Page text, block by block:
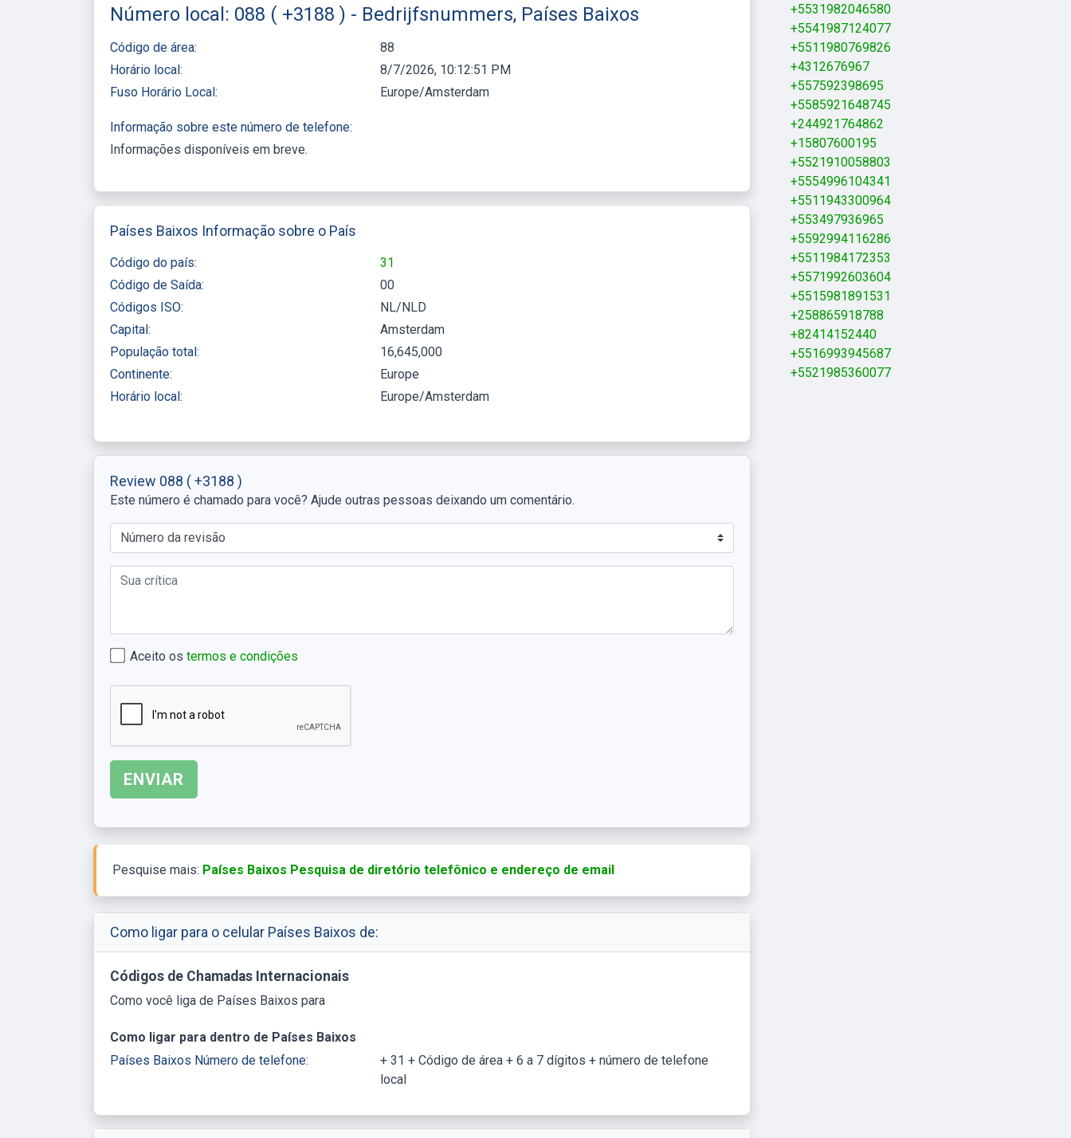
Número local: 088 ( +3188 ) - Bedrijfsnummers, Países Baixos
Código de área:
88
Horário local:
8/7/2026, 10:12:52 PM
Fuso Horário Local:
Europe/Amsterdam
Informação sobre este número de telefone:
Informações disponíveis em breve
Países Baixos Informação sobre o País
Código do país:
31
Código de Saída:
00
Códigos ISO:
NL/NLD
Capital:
Amsterdam
População total:
16,645,000
Continente:
Europe
Horário local:
Europe/Amsterdam
Review 088 ( +3188 )
Este número é chamado para você? Ajude outras pessoas deixando um comentário.
Aceito os termos e condições
Pesquise mais: Países Baixos Pesquisa de diretório telefônico e endereço de email
Como ligar para o celular Países Baixos de:
Códigos de Chamadas Internacionais
Como você liga de Países Baixos para
Como ligar para dentro de Países Baixos
Países Baixos Número de telefone:
+ 31 + Código de área + 6 a 7 dígitos + número de telefone
local
+5531982046580
+5541987124077
+5511980769826
+4312676967
+557592398695
+5585921648745
+244921764862
+15807600195
+5521910058803
+5554996104341
+5511943300964
+553497936965
+5592994116286
+5511984172353
+5571992603604
+5515981891531
+258865918788
+82414152440
+5516993945687
+5521985360077